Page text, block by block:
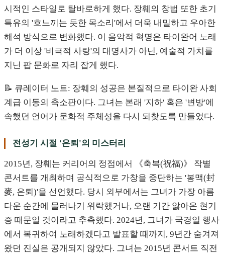
시적인 스타일로 탈바로하게 했다. 장훼의 창법 또한 초기
특유의 '흐느끼는 듯한 목소리'에서 더욱 내밀하고 우아한
해석 방식으로 변화했다. 이 음악적 혁명은 타이완어 노래
가 더 이상 '비극적 사랑'의 대명사가 아닌, 예술적 가치를
지닌 팝 문화로 자리 잡게 했다.
📝 큐레이터 노트: 장훼의 성공은 본질적으로 타이완 사회
계급 이동의 축소판이다. 그녀는 본래 '지하' 혹은 '변방'에
속했던 언어가 문화적 주체성을 다시 되찾도록 만들었다.
전성기 시절 '은퇴'의 미스터리
2015년, 장훼는 커리어의 정점에서 《축복(祝福)》 작별
콘서트를 개최하며 공식적으로 가창을 중단하는 '봉맥(封
麥, 은퇴)'을 선언했다. 당시 외부에서는 그녀가 가장 아름
다운 순간에 물러나기 위락했거나, 오랜 기간 앓아온 현기
증 때문일 것이라고 추측했다. 2024년, 그녀가 국경일 행사
에서 복귀하여 노래하겠다고 발표할 때까지, 9년간 숨겨져
왔던 진실은 공개되지 않았다. 그녀는 2015년 콘서트 직전